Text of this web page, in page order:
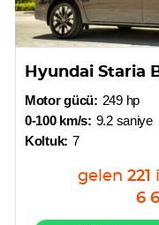
Hyundai Staria
Motor gücü: 249 hp
0-100 km/s: 9.2 saniye
Koltuk: 7
gelen 221
6